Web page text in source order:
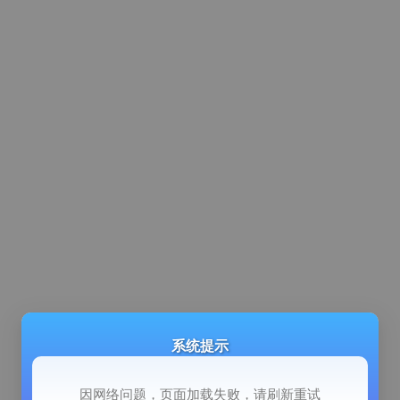
系统提示
因网络问题，页面加载失败，请刷新重试